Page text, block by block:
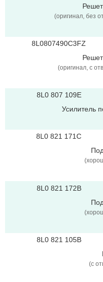
(оригинал, без
8L0807490C3FZ
(оригинал, с
8L0 807 109E
Усилитель
8L0 821 171C
8L0 821 172B
8L0 821 105B
(с